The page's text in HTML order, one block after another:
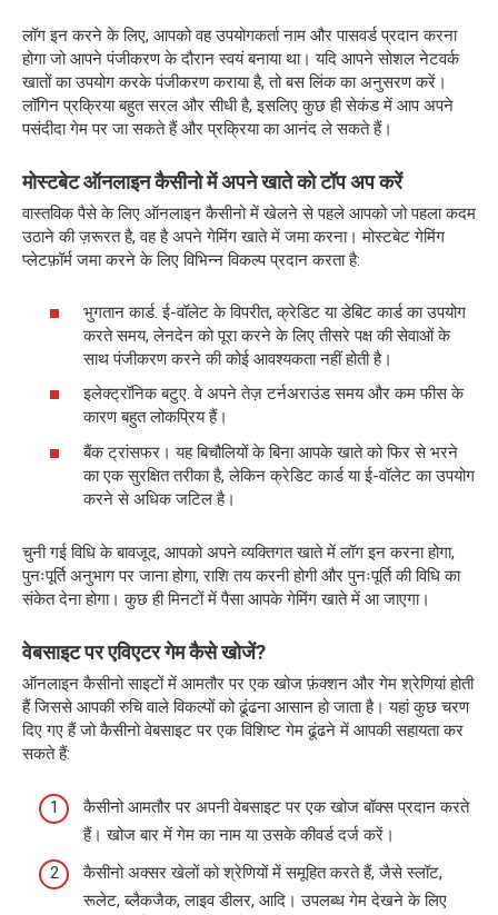
लॉग इन करने के लिए, आपको वह उपयोगकर्ता नाम और पासवर्ड प्रदान करना
होगा जो आपने पंजीकरण के दौरान स्वयं बनाया था। यदि आपने सोशल नेटवर्क
खातों का उपयोग करके पंजीकरण कराया है, तो बस लिंक का अनुसरण करें।
लॉगिन प्रक्रिया बहुत सरल और सीधी है, इसलिए कुछ ही सेकंड में आप अपने
पसंदीदा गेम पर जा सकते हैं और प्रक्रिया का आनंद ले सकते हैं।
मोस्टबेट ऑनलाइन कैसीनो में अपने खाते को टॉप अप करें
वास्तविक पैसे के लिए ऑनलाइन कैसीनो में खेलने से पहले आपको जो पहला कदम
उठाने की ज़रूरत है, वह है अपने गेमिंग खाते में जमा करना। मोस्टबेट गेमिंग
प्लेटफ़ॉर्म जमा करने के लिए विभिन्न विकल्प प्रदान करता है:
भुगतान कार्ड. ई-वॉलेट के विपरीत, क्रेडिट या डेबिट कार्ड का उपयोग
करते समय, लेनदेन को पूरा करने के लिए तीसरे पक्ष की सेवाओं के
साथ पंजीकरण करने की कोई आवश्यकता नहीं होती है।
इलेक्ट्रॉनिक बटुए. वे अपने तेज़ टर्नअराउंड समय और कम फीस के
कारण बहुत लोकप्रिय हैं।
बैंक ट्रांसफर। यह बिचौलियों के बिना आपके खाते को फिर से भरने
का एक सुरक्षित तरीका है, लेकिन क्रेडिट कार्ड या ई-वॉलेट का उपयोग
करने से अधिक जटिल है।
चुनी गई विधि के बावजूद, आपको अपने व्यक्तिगत खाते में लॉग इन करना होगा,
पुनःपूर्ति अनुभाग पर जाना होगा, राशि तय करनी होगी और पुनःपूर्ति की विधि का
संकेत देना होगा। कुछ ही मिनटों में पैसा आपके गेमिंग खाते में आ जाएगा।
वेबसाइट पर एविएटर गेम कैसे खोजें?
ऑनलाइन कैसीनो साइटों में आमतौर पर एक खोज फ़ंक्शन और गेम श्रेणियां होती
हैं जिससे आपकी रुचि वाले विकल्पों को ढूंढना आसान हो जाता है। यहां कुछ चरण
दिए गए हैं जो कैसीनो वेबसाइट पर एक विशिष्ट गेम ढूंढने में आपकी सहायता कर
सकते हैं:
कैसीनो आमतौर पर अपनी वेबसाइट पर एक खोज बॉक्स प्रदान करते
हैं। खोज बार में गेम का नाम या उसके कीवर्ड दर्ज करें।
कैसीनो अक्सर खेलों को श्रेणियों में समूहित करते हैं, जैसे स्लॉट,
रूलेट, ब्लैकजैक, लाइव डीलर, आदि। उपलब्ध गेम देखने के लिए